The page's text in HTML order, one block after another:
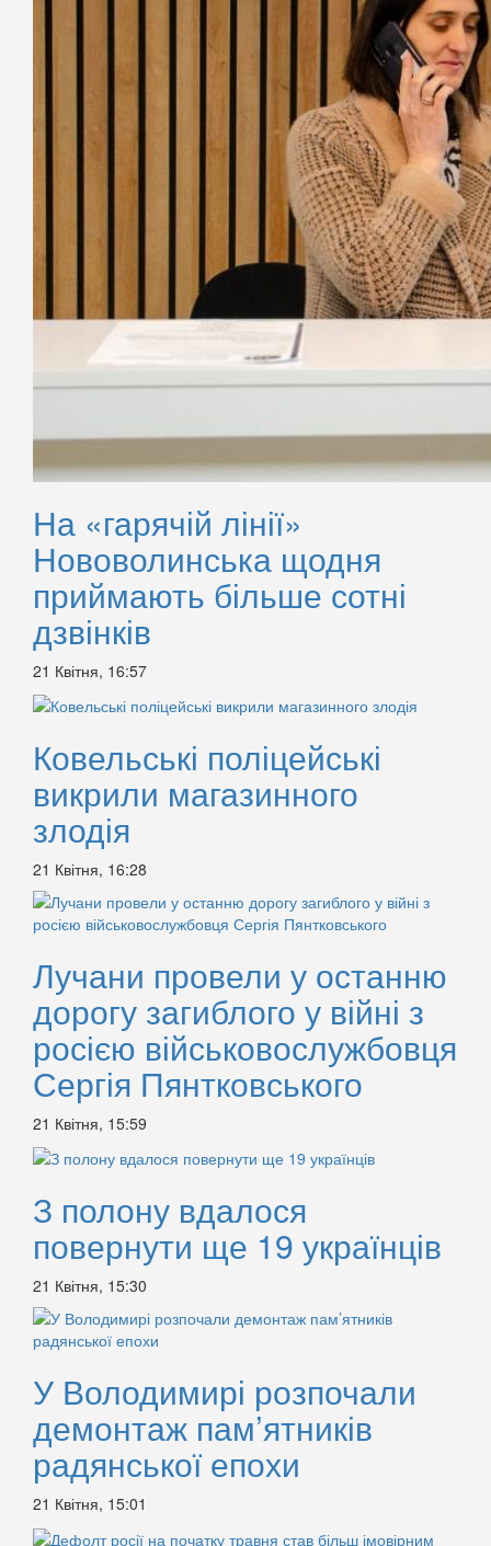
На «гарячій лінії»
Нововолинська щодня
приймають більше сотні
дзвінків
21 Квітня, 16:57
Ковельські поліцейські
викрили магазинного
злодія
21 Квітня, 16:28
Лучани провели у останню
дорогу загиблого у війні з
росією військовослужбовця
Сергія Пянтковського
21 Квітня, 15:59
З полону вдалося
повернути ще 19 українців
21 Квітня, 15:30
У Володимирі розпочали
демонтаж пам’ятників
радянської епохи
21 Квітня, 15:01